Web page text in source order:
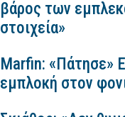
βάρος των
στοιχεία»
Marfin: «Πάτησε»
εμπλοκή στον